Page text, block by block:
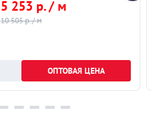
5 253 р. / м
10 505 р. / м
ОПТОВАЯ ЦЕНА